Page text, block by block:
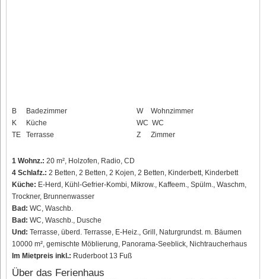
B
Badezimmer
K
Küche
TE
Terrasse
W
Wohnzimmer
WC WC
Z
Zimmer
1 Wohnz.: 20 m², Holzofen, Radio, CD
4 Schlafz.: 2 Betten, 2 Betten, 2 Kojen, 2 Betten, Kinderbett, Kinderbett
Küche: E-Herd, Kühl-Gefrier-Kombi, Mikrow., Kaffeem., Spülm., Waschm,
Trockner, Brunnenwasser
Bad: WC, Waschb.
Bad: WC, Waschb., Dusche
Und: Terrasse, überd. Terrasse, E-Heiz., Grill, Naturgrundst. m. Bäumen
10000 m², gemischte Möblierung, Panorama-Seeblick, Nichtraucherhaus
Im Mietpreis inkl.: Ruderboot 13 Fuß
Über das Ferienhaus